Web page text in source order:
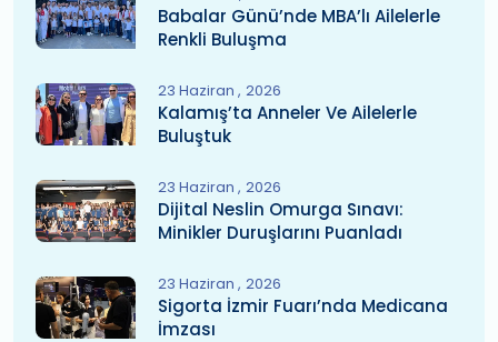
Babalar Günü’nde MBA’lı Ailelerle
Renkli Buluşma
23 Haziran 2026
Kalamış’ta Anneler Ve Ailelerle
Buluştuk
23 Haziran 2026
Dijital Neslin Omurga Sınavı:
Minikler Duruşlarını Puanladı
23 Haziran 2026
Sigorta İzmir Fuarı’nda Medicana
İmzası